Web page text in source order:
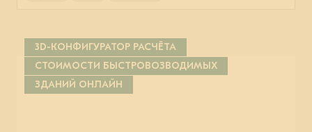
3D-КОНФИГУРАТОР РАСЧЁТА
СТОИМОСТИ БЫСТРОВОЗВОДИМЫХ
ЗДАНИЙ ОНЛАЙН